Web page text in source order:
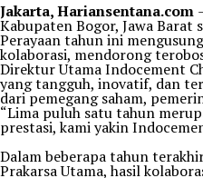
Jakarta, Hariansentana.com
Kabupaten Bogor, Jawa Barat
Perayaan tahun ini
kolaborasi, mendorong
Direktur Utama Indocement
yang tangguh, inovatif, dan
dari pemegang saham,
“Lima puluh satu tahun
prestasi, kami yakin
Dalam beberapa tahun
Prakarsa Utama, hasil